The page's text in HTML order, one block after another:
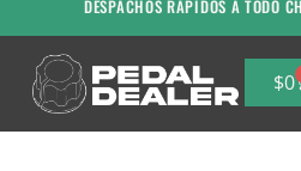
DESPACHOS RAPIDOS A TODO
$0